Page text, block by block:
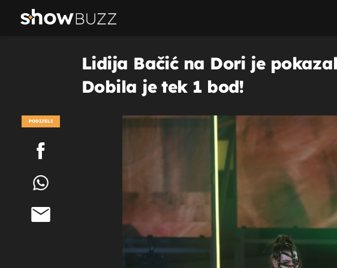
Lidija Bačić na Dori je
Dobila je tek 1 bod!
PODIJELI